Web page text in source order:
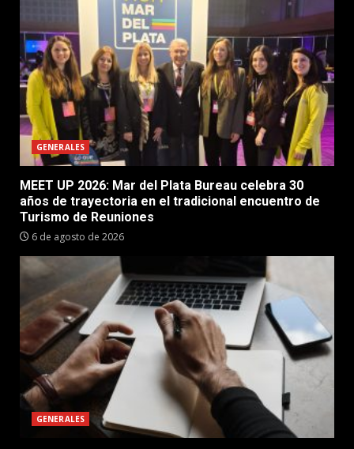
GENERALES
MEET UP 2026: Mar del Plata Bureau celebra 30
años de trayectoria en el tradicional encuentro de
Turismo de Reuniones
6 de agosto de 2026
GENERALES